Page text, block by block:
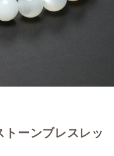
トーンブレスレッ